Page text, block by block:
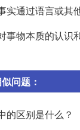
实通过语言或其
事物本质的认识
问题：
的区别是什么？